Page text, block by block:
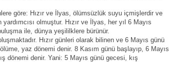
göre: Hızır ve İlyas, ölümsüzlük suyu içmişlerdir ve
olmuştur. Hızır ve İlyas, her yıl 6 Mayıs
ile, dünya yeşililklere bürünür.
Hızır günleri olarak bilinen ve 6 Mayıs günü
yaz dönemi denir. 8 Kasım günü başlayıp, 6 Mayıs
dönemi denir. Yani: 5 Mayıs günü gecesi, kış